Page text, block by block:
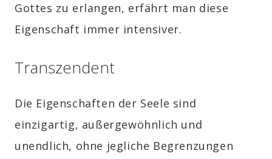
Gottes zu erlangen, erfährt man diese
Eigenschaft immer intensiver.
Transzendent
Die Eigenschaften der Seele sind
einzigartig, außergewöhnlich und
unendlich, ohne jegliche Begrenzungen